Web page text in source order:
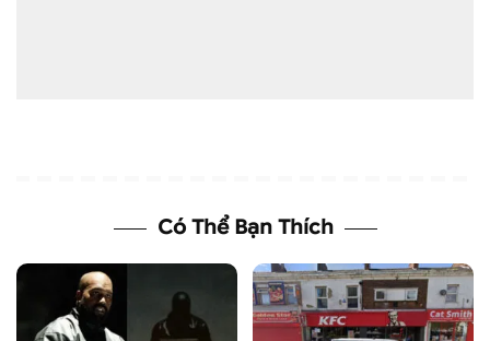
Có Thể Bạn Thích